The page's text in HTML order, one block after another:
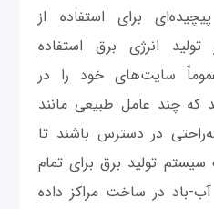
برای استفاده از
انرژی برق استفاده
سایت‌های خود را در
که چند عامل طبیعی مانند
در دسترس باشند تا
سیستم تولید برق برای تمام
باد در ساخت مراکز داده